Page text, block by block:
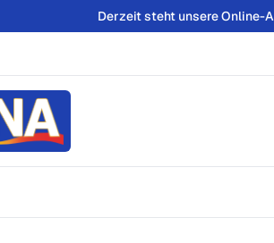
Derzeit steht unsere Online-